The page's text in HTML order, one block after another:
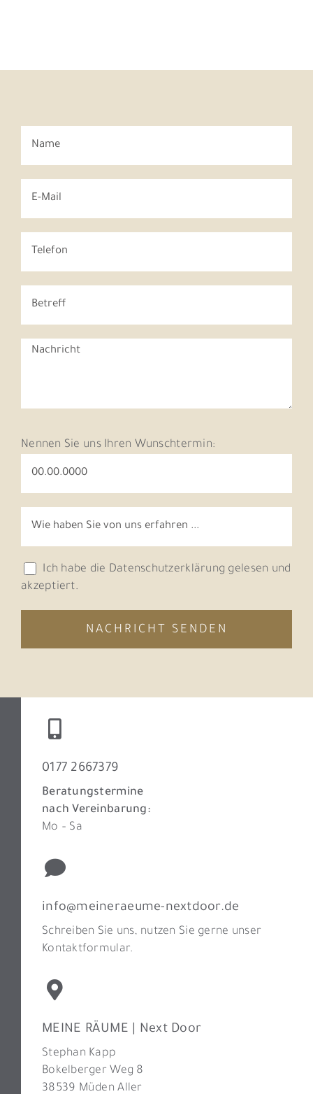
Nennen Sie uns Ihren Wunschtermin:
Ich habe die Datenschutzerklärung gelesen und
akzeptiert.
0177 2667379
Beratungstermine
nach Vereinbarung:
Mo – Sa
info@meineraeume-nextdoor.de
Schreiben Sie uns, nutzen Sie gerne unser
Kontaktformular.
MEINE RÄUME | Next Door
Stephan Kapp
Bokelberger Weg 8
38539 Müden Aller